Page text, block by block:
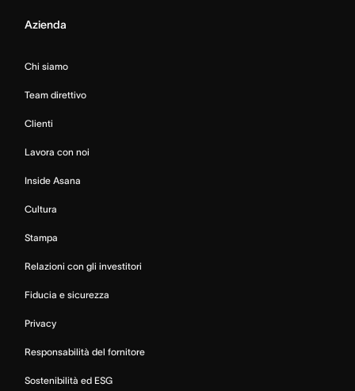
Azienda
Chi siamo
Team direttivo
Clienti
Lavora con noi
Inside Asana
Cultura
Stampa
Relazioni con gli investitori
Fiducia e sicurezza
Privacy
Responsabilità del fornitore
Sostenibilità ed ESG